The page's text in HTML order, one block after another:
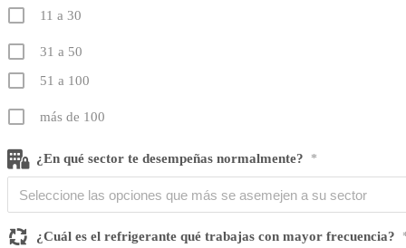
11 a 30
31 a 50
51 a 100
más de 100
¿En qué sector te desempeñas normalmente? *
¿Cuál es el refrigerante qué trabajas con mayor frecuencia?